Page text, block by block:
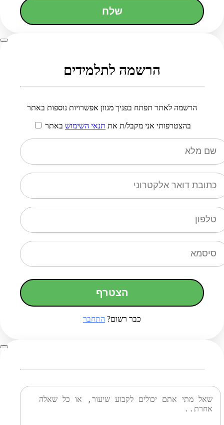
שלח
הרשמה לתלמידים
הרשמה לאתר תפתח בפניך מגוון אפשרויות נוספות באתר
בהצטרפותי אני מקבל/ת את תנאי השימוש באתר
הצטרף
כבר רשום? התחבר